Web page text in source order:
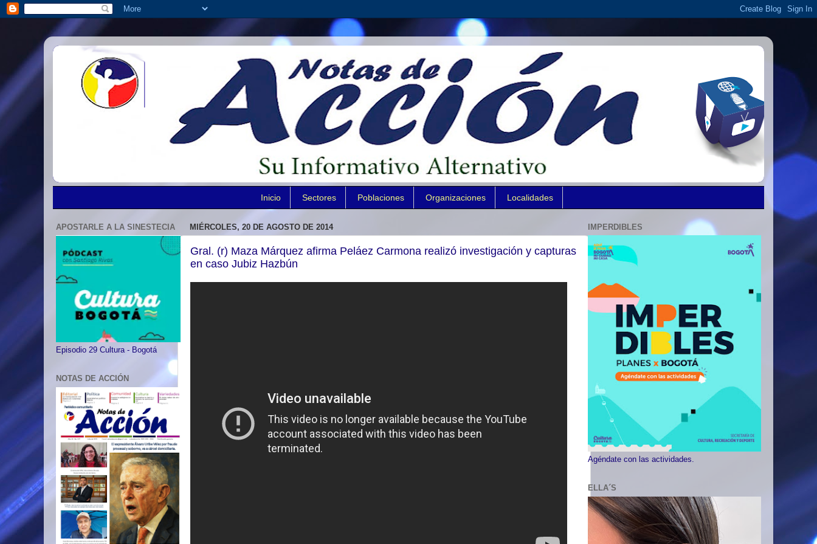
Inicio Sectores Poblaciones Organizaciones Localidades
MIÉRCOLES, 20 DE AGOSTO DE 2014
Gral. (r) Maza Márquez afirma Peláez Carmona realizó investigación y capturas
en caso Jubiz Hazbún
APOSTARLE A LA SINESTECIA
Episodio 29 Cultura - Bogotá
NOTAS DE ACCIÓN
IMPERDIBLES
Agéndate con las actividades.
ELLA´S